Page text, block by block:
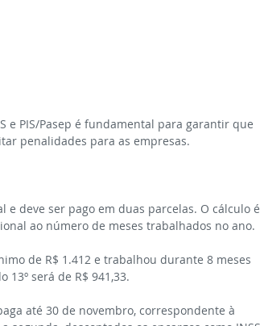
e PIS/Pasep é fundamental para garantir que
penalidades para as empresas.
deve ser pago em duas parcelas. O cálculo é
ao número de meses trabalhados no ano.
de R$ 1.412 e trabalhou durante 8 meses
será de R$ 941,33.
até 30 de novembro, correspondente à